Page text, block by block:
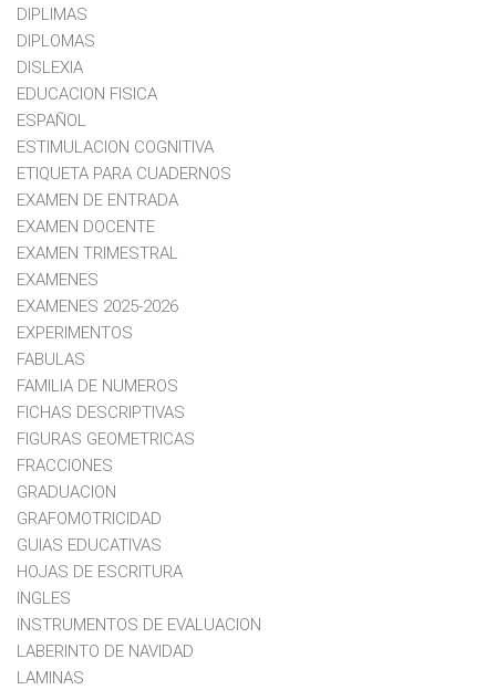
DIPLIMAS
DIPLOMAS
DISLEXIA
EDUCACION FISICA
ESPAÑOL
ESTIMULACION COGNITIVA
ETIQUETA PARA CUADERNOS
EXAMEN DE ENTRADA
EXAMEN DOCENTE
EXAMEN TRIMESTRAL
EXAMENES
EXAMENES 2025-2026
EXPERIMENTOS
FABULAS
FAMILIA DE NUMEROS
FICHAS DESCRIPTIVAS
FIGURAS GEOMETRICAS
FRACCIONES
GRADUACION
GRAFOMOTRICIDAD
GUIAS EDUCATIVAS
HOJAS DE ESCRITURA
INGLES
INSTRUMENTOS DE EVALUACION
LABERINTO DE NAVIDAD
LAMINAS